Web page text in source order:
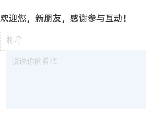
欢迎您，新朋友，感谢参与互动！